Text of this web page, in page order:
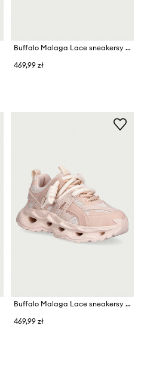
Buffalo Malaga Lace sneakersy damskie
469,99 zł
Buffalo Malaga Lace sneakersy damskie
469,99 zł